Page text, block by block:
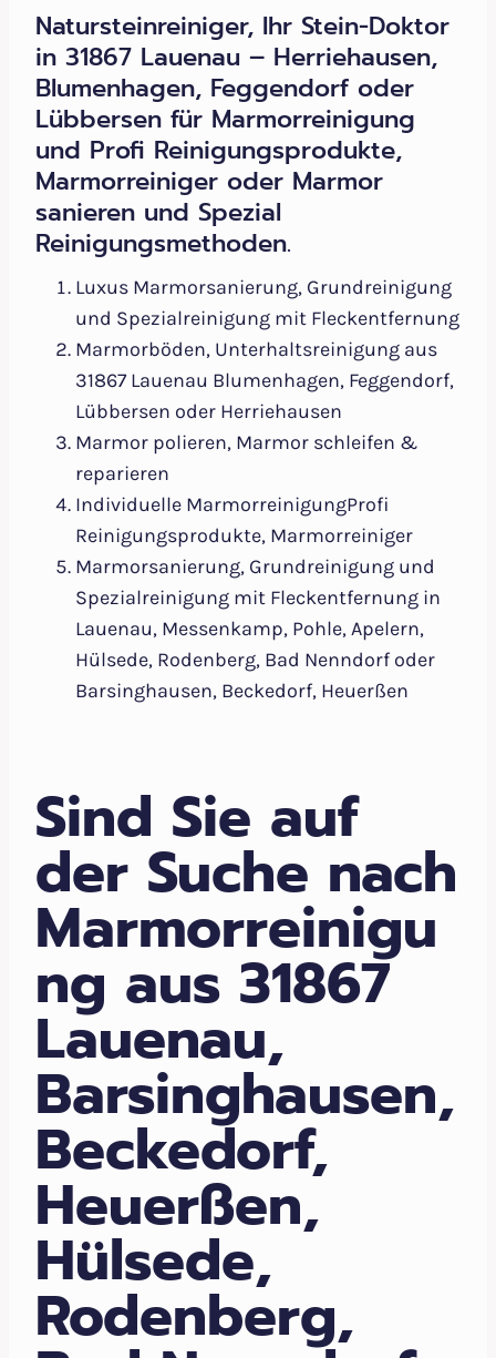
Natursteinreiniger, Ihr Stein-Doktor
in 31867 Lauenau – Herriehausen,
Blumenhagen, Feggendorf oder
Lübbersen für Marmorreinigung
und Profi Reinigungsprodukte,
Marmorreiniger oder Marmor
sanieren und Spezial
Reinigungsmethoden.
Luxus Marmorsanierung, Grundreinigung
und Spezialreinigung mit Fleckentfernung
Marmorböden, Unterhaltsreinigung aus
31867 Lauenau Blumenhagen, Feggendorf,
Lübbersen oder Herriehausen
Marmor polieren, Marmor schleifen &
reparieren
Individuelle MarmorreinigungProfi
Reinigungsprodukte, Marmorreiniger
Marmorsanierung, Grundreinigung und
Spezialreinigung mit Fleckentfernung in
Lauenau, Messenkamp, Pohle, Apelern,
Hülsede, Rodenberg, Bad Nenndorf oder
Barsinghausen, Beckedorf, Heuerßen
Sind Sie auf
der Suche nach
Marmorreinigu
ng aus 31867
Lauenau,
Barsinghausen,
Beckedorf,
Heuerßen,
Hülsede,
Rodenberg,